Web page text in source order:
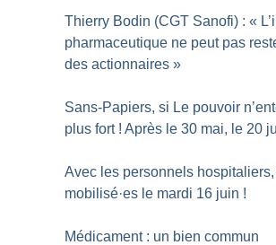
Thierry Bodin (CGT Sanofi) : «
pharmaceutique ne peut pas
des actionnaires »
Sans-Papiers, si Le pouvoir
plus fort ! Après le 30 mai, le 20
Avec les personnels
mobilisé·es le mardi 16 juin !
Médicament : un bien commun